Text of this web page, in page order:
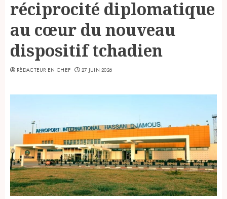
réciprocité diplomatique
au cœur du nouveau
dispositif tchadien
RÉDACTEUR EN CHEF 27 JUIN 2026